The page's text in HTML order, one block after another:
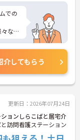
運営
でき
元で
を築
での
な通
すの
介してもらう
更新日：2026年07月24日
ョンしらこばと居宅介
訪問看護ステーション